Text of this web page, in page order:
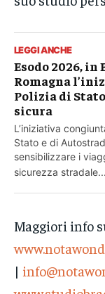
LEGGI ANCHE
Esodo 2026, in
Romagna
Polizia di
sicura
L’iniziativa
Stato e di
sensibilizzare i
sicurezza stradale...
Maggiori info
|